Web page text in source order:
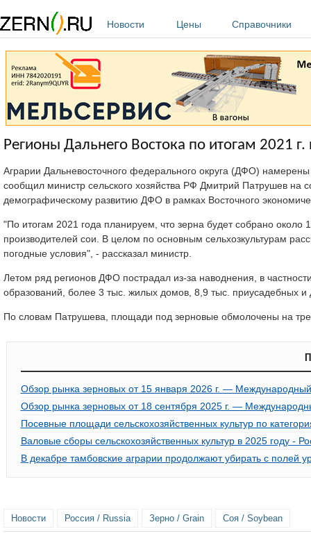
Новости
Цены Справочники
Регионы Дальнего Востока по итогам 2021
Аграрии Дальневосточного федерального округа (ДФО)
сообщил министр сельского хозяйства РФ Дмитрий Патрушев
демографическому развитию ДФО в рамках Восточного
"По итогам 2021 года планируем, что зерна будет собрано
производителей сои. В целом по основным сельхозкультурам
погодные условия", - рассказал министр.
Летом ряд регионов ДФО пострадал из-за наводнения, в
образований, более 3 тыс. жилых домов, 8,9 тыс. приусадебных и
По словам Патрушева, площади под зерновые обмолочены на
Обзор рынка зерновых от 15 января 2026 г. —
Обзор рынка зерновых от 18 сентября 2025 г. —
Посевные площади сельскохозяйственных культур по
Валовые сборы сельскохозяйственных культур в 2025 году -
В декабре тамбовские аграрии продолжают убирать с полей
Новости Россия / Russia Зерно / Grain Соя / Soybean